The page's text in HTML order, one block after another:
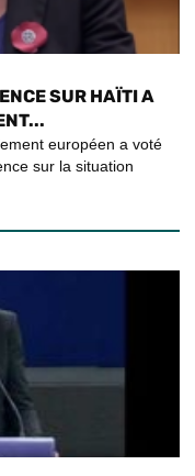
SUR HAÏTI A
européen a voté
sur la situation